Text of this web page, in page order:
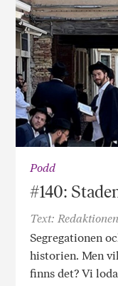
Podd
#140:
Text: Redaktionen
Segregationen
historien. Men
finns det? Vi